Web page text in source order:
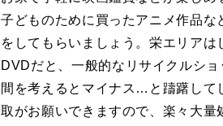
子どものために買ったアニメ作品
をしてもらいましょう。栄エリア
DVDだと、一般的なリサイクルシ
間を考えるとマイナス…と躊躇して
取がお願いできますので、楽々大量